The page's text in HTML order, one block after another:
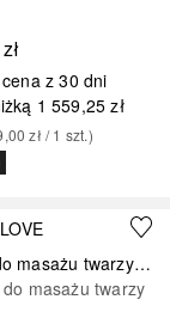
z 30 dni
1 559,25 zł
zł / 1 szt.)
Grzybek do masażu twarzy z bursztynu mlecznego
masażu twarzy